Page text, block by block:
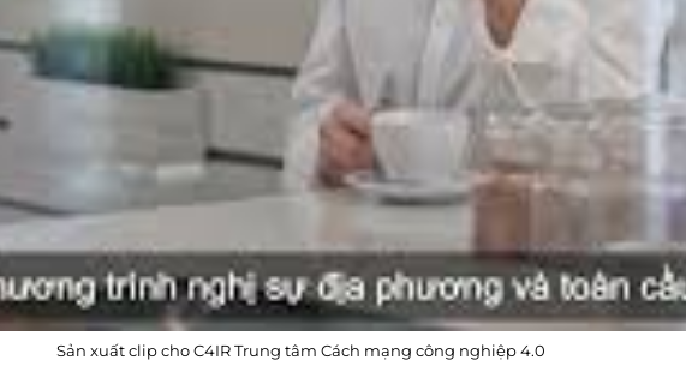
Sản xuất clip cho C4IR Trung tâm Cách mạng công nghiệp 4.0